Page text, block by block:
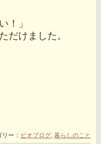
！」
だけました。
ー： ビオブログ, 暮らしのこと